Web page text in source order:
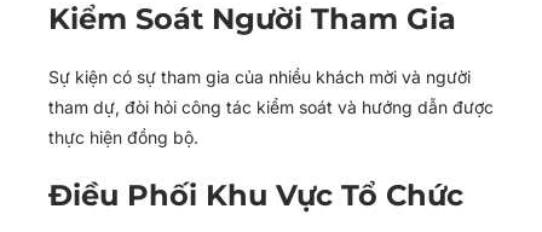
Kiểm Soát Người Tham Gia
Sự kiện có sự tham gia của nhiều khách mời và người
tham dự, đòi hỏi công tác kiểm soát và hướng dẫn được
thực hiện đồng bộ.
Điều Phối Khu Vực Tổ Chức